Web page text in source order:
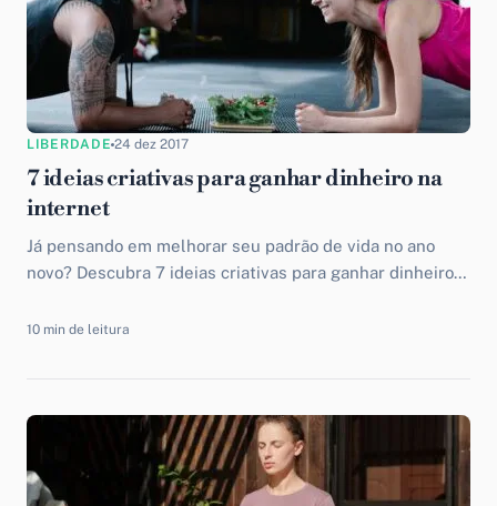
LIBERDADE 24 dez 2017
7 ideias criativas para ganhar dinheiro na
internet
Já pensando em melhorar seu padrão de vida no ano
novo? Descubra 7 ideias criativas para ganhar dinheiro
10 min de leitura